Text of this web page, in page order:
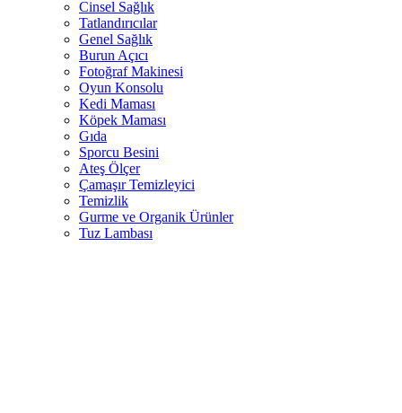
Cinsel Sağlık
Tatlandırıcılar
Genel Sağlık
Burun Açıcı
Fotoğraf Makinesi
Oyun Konsolu
Kedi Maması
Köpek Maması
Gıda
Sporcu Besini
Ateş Ölçer
Çamaşır Temizleyici
Temizlik
Gurme ve Organik Ürünler
Tuz Lambası